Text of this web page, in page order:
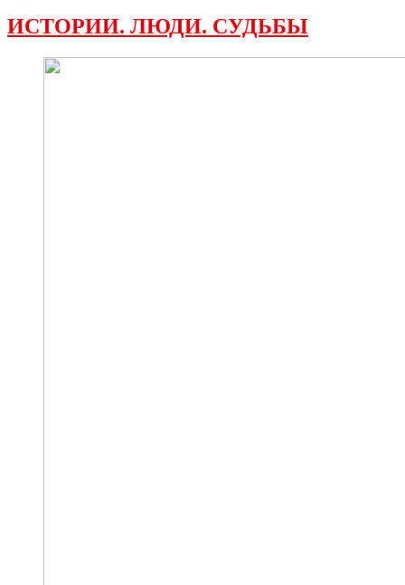
ИСТОРИИ. ЛЮДИ. СУДЬБЫ